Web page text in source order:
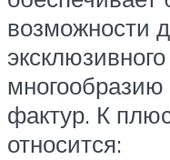
возможности
фактур. К
относится: